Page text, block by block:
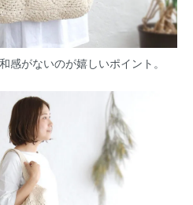
感がないのが嬉しいポイント。